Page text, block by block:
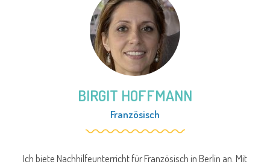
BIRGIT HOFFMANN
Französisch
Ich biete Nachhilfeunterricht für Französisch in Berlin an. Mit